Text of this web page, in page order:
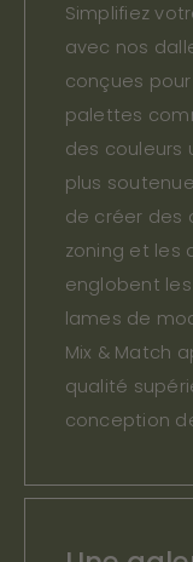
Simplifiez
avec nos
conçues
palettes
des couleurs
plus
de créer des
zoning et les
englobent
lames de
Mix & Match
qualité
conception